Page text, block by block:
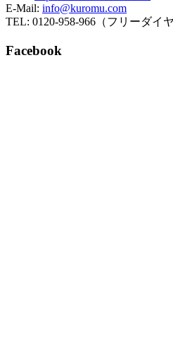
E-Mail: info@kuromu.com
TEL: 0120-958-966（フリーダイヤ
Facebook